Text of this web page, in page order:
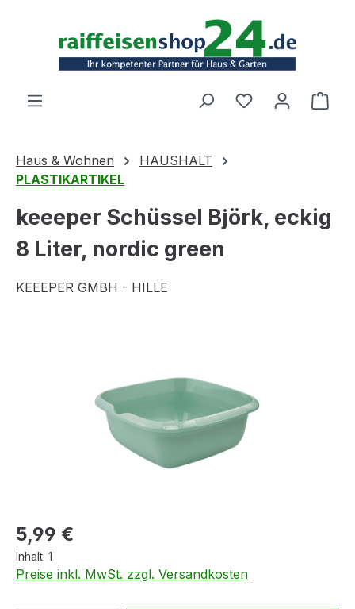
Haus & Wohnen
HAUSHALT
PLASTIKARTIKEL
keeeper Schüssel Björk, eckig
8 Liter, nordic green
KEEEPER GMBH - HILLE
Regulärer Preis:
5,99 €
Inhalt: 1
Preise inkl. MwSt. zzgl. Versandkosten